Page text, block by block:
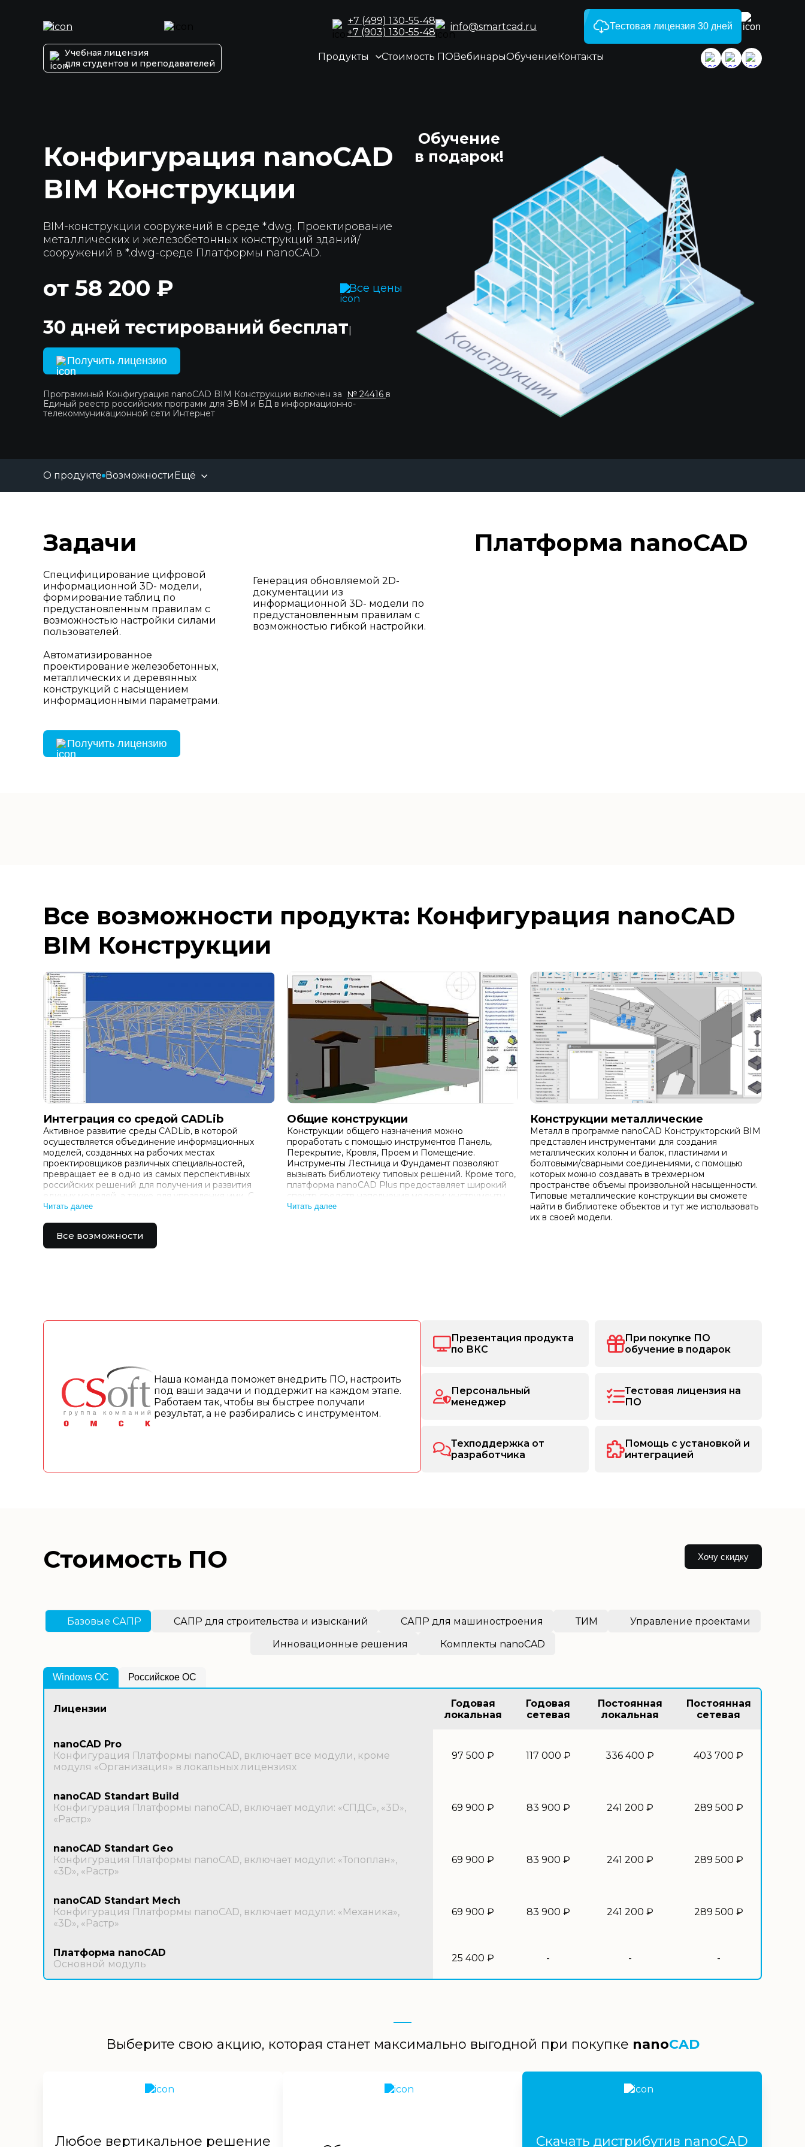
+7 (499) 130-55-48
+7 (903) 130-55-48
info@smartcad.ru Тестовая лицензия 30 дней
Учебная лицензия
для студентов и преподавателей
Продукты Стоимость ПОВебинарыОбучениеКонтакты
Конфигурация nanoCAD
BIM Конструкции
Обучение
в подарок!
BIM-конструкции сооружений в среде *.dwg. Проектирование
металлических и железобетонных конструкций зданий/
сооружений в *.dwg-среде Платформы nanoCAD.
от 58 200 ₽ Все цены
30 дней тестирований бесплатно!
Получить лицензию
Программный Конфигурация nanoCAD BIM Конструкции включен за № 24416 в
Единый реестр российских программ для ЭВМ и БД в информационно-
телекоммуникационной сети Интернет
О продукте ВозможностиЕщё
Задачи
Специфицирование цифровой
информационной 3D- модели,
формирование таблиц по
предустановленным правилам с
возможностью настройки силами
пользователей.
Генерация обновляемой 2D-
документации из
информационной 3D- модели по
предустановленным правилам с
возможностью гибкой настройки.
Автоматизированное
проектирование железобетонных,
металлических и деревянных
конструкций с насыщением
информационными параметрами.
Получить лицензию
Платформа nanoCAD
Все возможности продукта: Конфигурация nanoCAD
BIM Конструкции
Интеграция со средой CADLib
Активное развитие среды CADLib, в которой
осуществляется объединение информационных
моделей, созданных на рабочих местах
проектировщиков различных специальностей,
превращает ее в одно из самых перспективных
российских решений для получения и развития
единых моделей, а также для управления ими. С
помощью CADLib вы сможете автоматизированно
разнородную информ…
Читать далее
Общие конструкции
Конструкции общего назначения можно
проработать с помощью инструментов Панель,
Перекрытие, Кровля, Проем и Помещение.
Инструменты Лестница и Фундамент позволяют
вызывать библиотеку типовых решений. Кроме того,
платформа nanoCAD Plus предоставляет широкий
спектр средств наполнения модели: инструменты
трехмерного твердотельного моделирования для
Читать далее
Конструкции металлические
Металл в программе nanoCAD Конструкторский BIM
представлен инструментами для создания
металлических колонн и балок, пластинами и
болтовыми/сварными соединениями, с помощью
которых можно создавать в трехмерном
пространстве объемы произвольной насыщенности.
Типовые металлические конструкции вы сможете
найти в библиотеке объектов и тут же использовать
их в своей модели.
Все возможности
Наша команда поможет внедрить ПО, настроить
под ваши задачи и поддержит на каждом этапе.
Работаем так, чтобы вы быстрее получали
результат, а не разбирались с инструментом.
Презентация продукта
по ВКС
При покупке ПО
обучение в подарок
Персональный
менеджер
Тестовая лицензия на
ПО
Техподдержка от
разработчика
Помощь с установкой и
интеграцией
Стоимость ПО Хочу скидку
Базовые САПР САПР для строительства и изысканий САПР для машиностроения ТИМ
Управление проектами
Инновационные решения
Комплекты nanoCAD
Windows OС Российское ОС
Лицензии
Годовая
локальная
Годовая
сетевая
Постоянная
локальная
Постоянная
сетевая
nanoCAD Pro
Конфигурация Платформы nanoCAD, включает все модули, кроме
модуля «Организация» в локальных лицензиях
97 500 ₽ 117 000 ₽ 336 400 ₽ 403 700 ₽
nanoCAD Standart Build
Конфигурация Платформы nanoCAD, включает модули: «СПДС», «3D»,
«Растр»
69 900 ₽ 83 900 ₽ 241 200 ₽ 289 500 ₽
nanoCAD Standart Geo
Конфигурация Платформы nanoCAD, включает модули: «Топоплан»,
«3D», «Растр»
69 900 ₽ 83 900 ₽ 241 200 ₽ 289 500 ₽
nanoCAD Standart Mech
Конфигурация Платформы nanoCAD, включает модули: «Механика»,
«3D», «Растр»
69 900 ₽ 83 900 ₽ 241 200 ₽ 289 500 ₽
Платформа nanoCAD
Основной модуль
25 400 ₽ - - -
Выберите свою акцию, которая станет максимально выгодной при покупке nanoCAD
Любое вертикальное решение Скачать дистрибутив nanoCAD